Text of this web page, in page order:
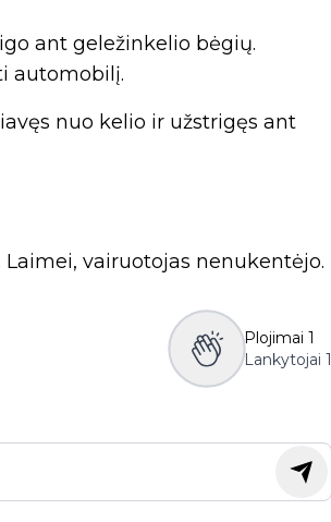
ant geležinkelio bėgių.
automobilį.
nuo kelio ir užstrigęs ant
vairuotojas nenukentėjo.
Plojimai 1
Lankytojai 1